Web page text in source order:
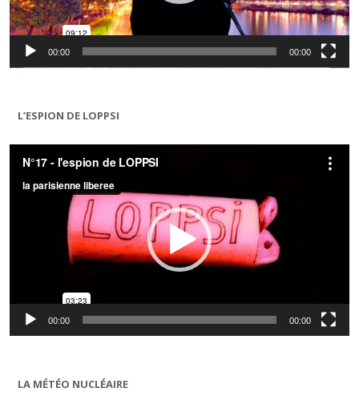
00:00 00:00
L’ESPION DE LOPPSI
Lecteur
vidéo
00:00 00:00
LA MÉTÉO NUCLÉAIRE